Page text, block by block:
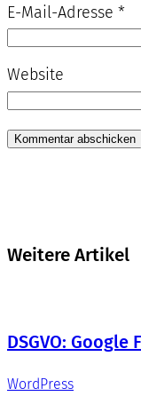
E-Mail-Adresse *
Website
Weitere Artikel
DSGVO:
WordPress